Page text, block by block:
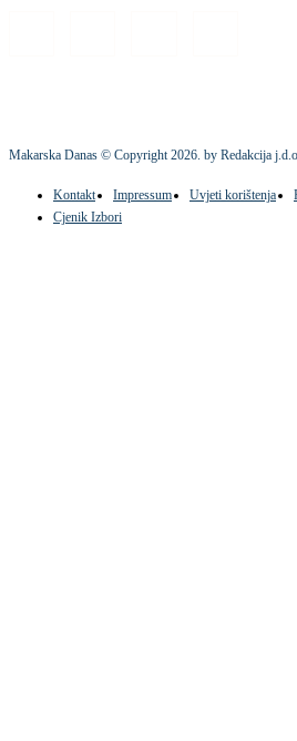
Makarska Danas © Copyright2026. by Redakcija
Kontakt Impressum Uvjeti korištenja
Cjenik Izbori